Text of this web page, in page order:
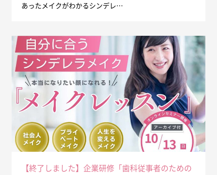
あったメイクがわかるシンデレ…
【終了しました】企業研修「歯科従事者のための